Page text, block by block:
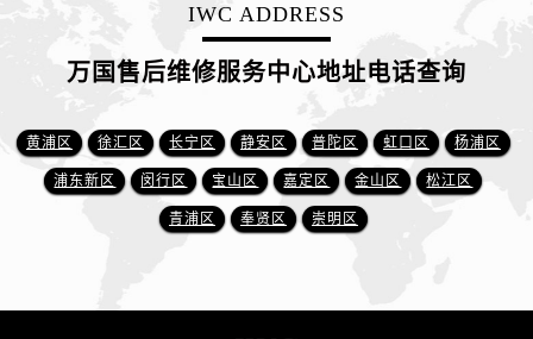
IWC ADDRESS
万国售后维修服务中心地址电话查询
黄浦区 徐汇区 长宁区 静安区 普陀区 虹口区 杨浦区
浦东新区 闵行区 宝山区 嘉定区 金山区 松江区
青浦区 奉贤区 崇明区